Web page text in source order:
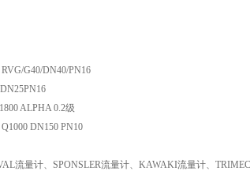
G40/DN40/PN16
ALPHA 0.2级
DN150 PN10
流量计、SPONSLER流量计、KAWAKI流量计、TRIMEC